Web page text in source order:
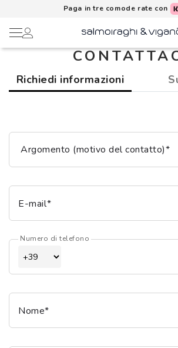
Paga in tre comode rate con
Lenti a contatto
Occhiali da sole
Brand
In evidenza
Prenota un test della vista
Ciao,
Metodi di pagamento
I miei ordini
Acquisto periodico
Richiedi informazioni
Argomento (motivo del contatto)*
E-mail*
Numero di telefono
Nome*